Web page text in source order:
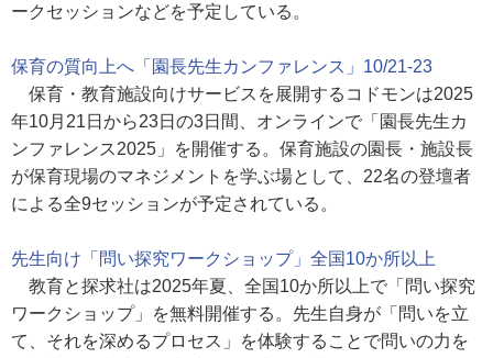
ークセッションなどを予定している。
保育の質向上へ「園長先生カンファレンス」10/21-23
保育・教育施設向けサービスを展開するコドモンは2025
年10月21日から23日の3日間、オンラインで「園長先生カ
ンファレンス2025」を開催する。保育施設の園長・施設長
が保育現場のマネジメントを学ぶ場として、22名の登壇者
による全9セッションが予定されている。
先生向け「問い探究ワークショップ」全国10か所以上
教育と探求社は2025年夏、全国10か所以上で「問い探究
ワークショップ」を無料開催する。先生自身が「問いを立
て、それを深めるプロセス」を体験することで問いの力を